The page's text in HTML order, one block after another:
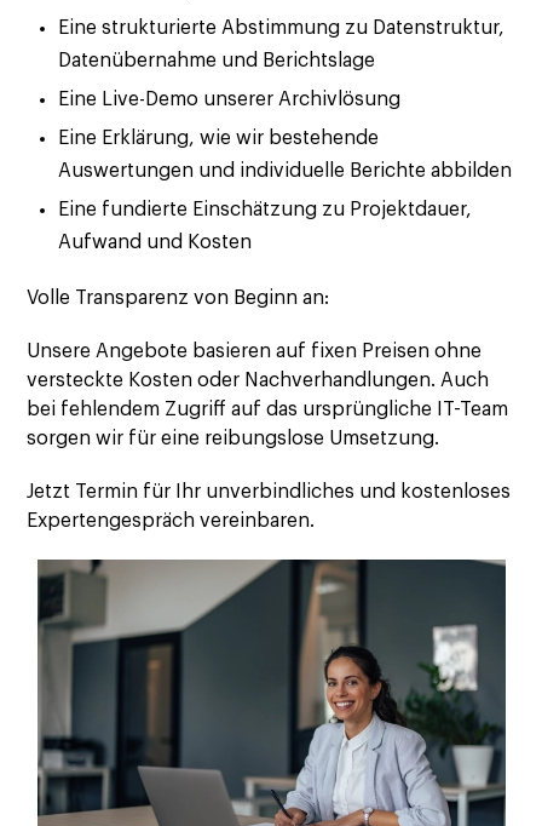
Eine strukturierte Abstimmung zu Datenstruktur,
Datenübernahme und Berichtslage
Eine Live-Demo unserer Archivlösung
Eine Erklärung, wie wir bestehende
Auswertungen und individuelle Berichte abbilden
Eine fundierte Einschätzung zu Projektdauer,
Aufwand und Kosten
Volle Transparenz von Beginn an:
Unsere Angebote basieren auf fixen Preisen ohne
versteckte Kosten oder Nachverhandlungen. Auch
bei fehlendem Zugriff auf das ursprüngliche IT-Team
sorgen wir für eine reibungslose Umsetzung.
Jetzt Termin für Ihr unverbindliches und kostenloses
Expertengespräch vereinbaren.